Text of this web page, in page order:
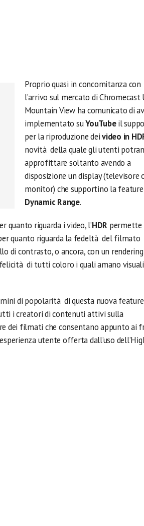
Proprio quasi in concomitanza con
l’arrivo sul mercato di
Mountain View ha comunicato di
implementato suYouTubeil
per la riproduzione deivideo in
novità della quale gli utenti
approfittare soltanto avendo a
disposizione un display (televisore
monitor) che supportino la feature
Dynamic Range.
quanto riguarda i video, l’HDR permette
quanto riguarda la fedeltà del filmato
di contrasto, o ancora, con un rendering
di tutti coloro i quali amano
di popolarità di questa nuova
i creatori di contenuti attivi sulla
dei filmati che consentano appunto ai
utente offerta dall’uso